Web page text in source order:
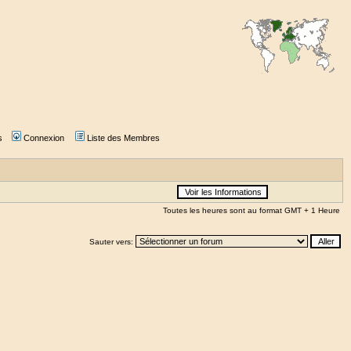
Connexion Liste des Membres
Toutes les heures sont au format GMT + 1 Heure
Sauter vers: